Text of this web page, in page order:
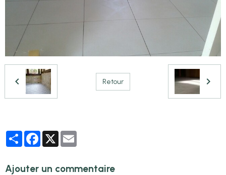
Retour
PartagerFacebook
X
Ajouter un commentaire